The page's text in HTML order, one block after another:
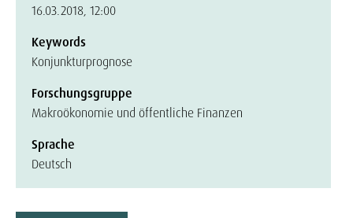
16.03.2018, 12:00
Keywords
Konjunkturprognose
Forschungsgruppe
Makroökonomie und öffentliche Finanzen
Sprache
Deutsch